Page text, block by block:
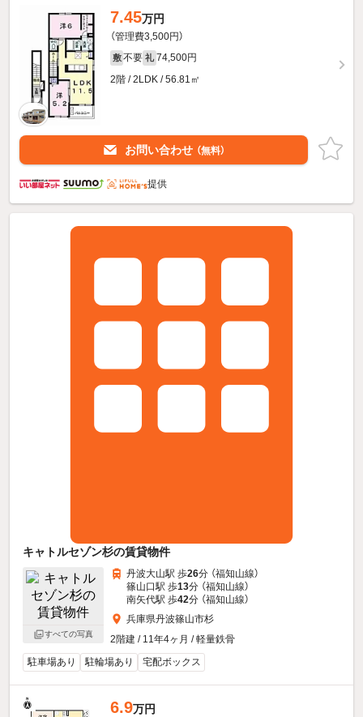
7.45万円
（管理費3,500円）
敷 不要 礼 74,500円
2階 / 2LDK / 56.81㎡
お問い合わせ （無料）
提供
キャトルセゾン杉の賃貸物件
すべての写真
丹波大山駅 歩26分 （福知山線）
篠山口駅 歩13分 （福知山線）
南矢代駅 歩42分 （福知山線）
兵庫県丹波篠山市杉
2階建 / 11年4ヶ月 / 軽量鉄骨
駐車場あり
駐輪場あり 宅配ボックス
6.9万円